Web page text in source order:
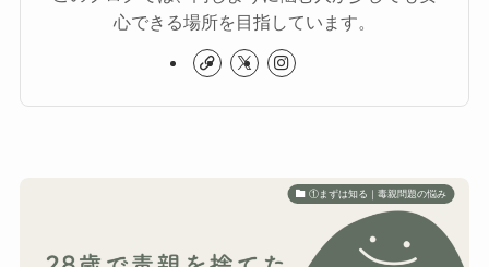
心できる場所を目指しています。
①まずは知る｜毒親問題の悩み